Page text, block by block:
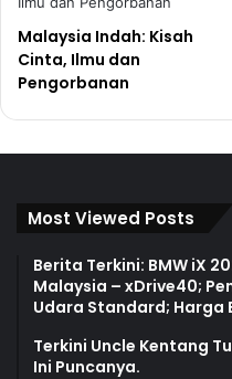
Malaysia Indah: Kisah
Cinta, Ilmu dan
Pengorbanan
Most Viewed Posts
Berita Terkini: BMW iX
Malaysia – xDrive40;
Udara Standard; Harga
Terkini Uncle Kentang
Ini Puncanya.